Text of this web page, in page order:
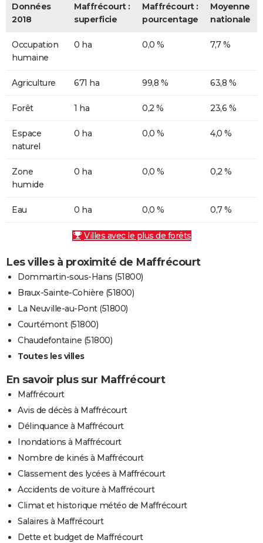
Données
2018
Maffrécourt :
superficie
Maffrécourt :
pourcentage
Moyenne
nationale
Occupation
humaine
0 ha 0,0 % 7,7 %
Agriculture 671 ha 99,8 % 63,8 %
Forêt 1 ha 0,2 % 23,6 %
Espace
naturel
0 ha 0,0 % 4,0 %
Zone
humide
0 ha 0,0 % 0,2 %
Eau 0 ha 0,0 % 0,7 %
Villes avec le plus de forêts
Les villes à proximité de Maffrécourt
Dommartin-sous-Hans (51800)
Braux-Sainte-Cohière (51800)
La Neuville-au-Pont (51800)
Courtémont (51800)
Chaudefontaine (51800)
Toutes les villes
En savoir plus sur Maffrécourt
Maffrécourt
Avis de décès à Maffrécourt
Délinquance à Maffrécourt
Inondations à Maffrécourt
Nombre de kinés à Maffrécourt
Classement des lycées à Maffrécourt
Accidents de voiture à Maffrécourt
Climat et historique météo de Maffrécourt
Salaires à Maffrécourt
Dette et budget de Maffrécourt